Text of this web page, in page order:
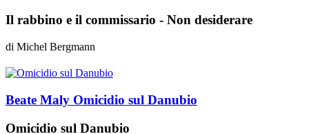
Il rabbino e il commissario - Non desiderare
di Michel Bergmann
Beate Maly Omicidio sul Danubio
Omicidio sul Danubio